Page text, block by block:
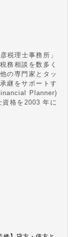
税理士事務所」
務相談を数多く
の専門家とタッ
継をサポートす
Planner)
格を2003 年に